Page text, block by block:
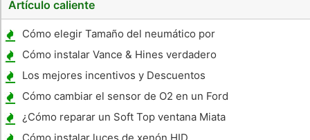
Artículo caliente
Cómo elegir Tamaño del neumático por
Lifted Trucks Full-Size
Cómo instalar Vance & Hines verdadero
escape dual
Los mejores incentivos y Descuentos
Coche
Cómo cambiar el sensor de O2 en un Ford
Taurus 1997
¿Cómo reparar un Soft Top ventana Miata